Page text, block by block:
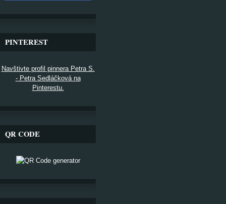
PINTEREST
Navštivte profil pinnera Petra S.
- Petra Sedláčková na
Pinterestu.
QR CODE